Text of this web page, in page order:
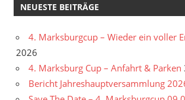
NEUESTE BEITRÄGE
4. Marksburgcup – Wieder ein voller
2026
4. Marksburg Cup – Anfahrt & Parken
Bericht Jahreshauptversammlung